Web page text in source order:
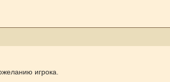
игрока.